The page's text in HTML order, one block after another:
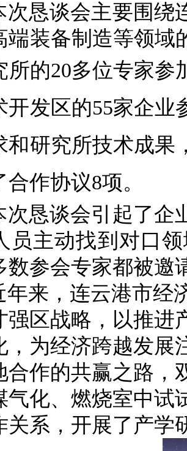
次恳谈会主要围绕
端装备制造等领域
所的20多位专家参
开发区的55家企业
和研究所技术成果
合作协议8项。
次恳谈会引起了企
员主动找到对口
数参会专家都被邀
年来， 连云港市经
强区战略，以推进
，为经济跨越发展
合作的共赢之路，
气化、燃烧室中试
关系，开展了产学